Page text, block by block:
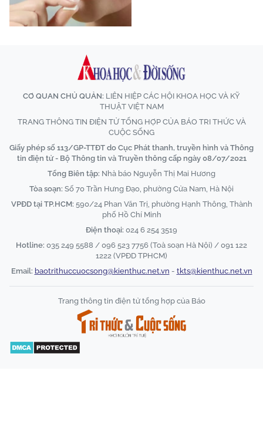
CƠ QUAN CHỦ QUẢN: LIÊN HIỆP CÁC HỘI KHOA HỌC VÀ KỸ
THUẬT VIỆT NAM
TRANG THÔNG TIN ĐIỆN TỬ TỔNG HỢP CỦA BÁO TRI THỨC VÀ
CUỘC SỐNG
Giấy phép số 113/GP-TTĐT do Cục Phát thanh, truyền hình và Thông
tin điện tử - Bộ Thông tin và Truyền thông cấp ngày 08/07/2021
Tổng Biên tập: Nhà báo Nguyễn Thị Mai Hương
Tòa soạn: Số 70 Trần Hưng Đạo, phường Cửa Nam, Hà Nội
VPĐD tại TP.HCM: 590/24 Phan Văn Trị, phường Hạnh Thông, Thành
phố Hồ Chí Minh
Điện thoại: 024 6 254 3519
Hotline: 035 249 5588 / 096 523 7756 (Toà soạn Hà Nội) / 091 122
1222 (VPĐD TPHCM)
Email: baotrithuccuocsong@kienthuc.net.vn - tkts@kienthuc.net.vn
Trang thông tin điện tử tổng hợp của Báo